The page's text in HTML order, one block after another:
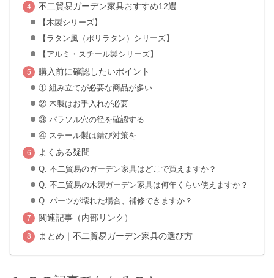
不二貿易ガーデン家具おすすめ12選
【木製シリーズ】
【ラタン風（ポリラタン）シリーズ】
【アルミ・スチール製シリーズ】
購入前に確認したいポイント
① 組み立てが必要な商品が多い
② 木製はお手入れが必要
③ パラソル穴の径を確認する
④ スチール製は錆び対策を
よくある疑問
Q. 不二貿易のガーデン家具はどこで買えますか？
Q. 不二貿易の木製ガーデン家具は何年くらい使えますか？
Q. パーツが壊れた場合、補修できますか？
関連記事（内部リンク）
まとめ｜不二貿易ガーデン家具の選び方